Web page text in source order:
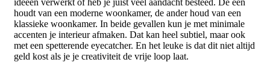
ideeën verwerkt of heb je juist veel aandacht besteed. De een
houdt van een moderne woonkamer, de ander houd van een
klassieke woonkamer. In beide gevallen kun je met minimale
accenten je interieur afmaken. Dat kan heel subtiel, maar ook
met een spetterende eyecatcher. En het leuke is dat dit niet altijd
geld kost als je je creativiteit de vrije loop laat.